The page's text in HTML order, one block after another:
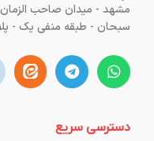
مشهد - میدان صاحب
سبحان - طبقه منفی یک -
دسترسی سریع